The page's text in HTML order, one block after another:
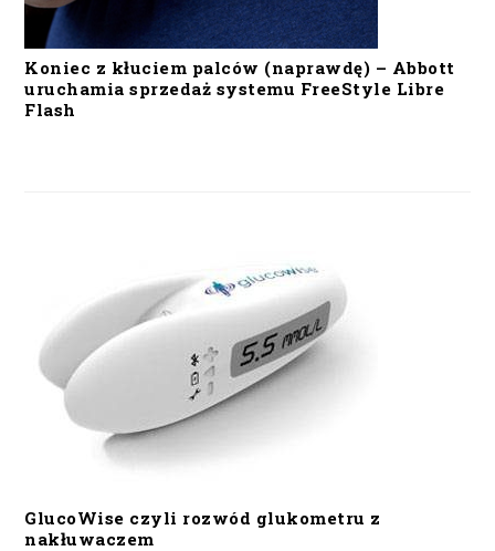
Koniec z kłuciem palców (naprawdę) – Abbott
uruchamia sprzedaż systemu FreeStyle Libre
Flash
GlucoWise czyli rozwód glukometru z
nakłuwaczem